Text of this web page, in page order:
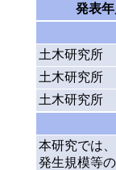
発表年
土木研究所
土木研究所
土木研究所
本研究では
発生規模等